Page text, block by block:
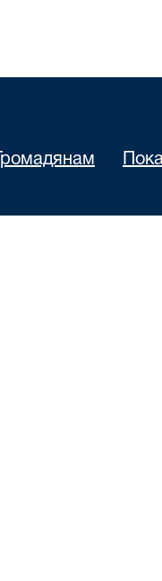
Громадянам